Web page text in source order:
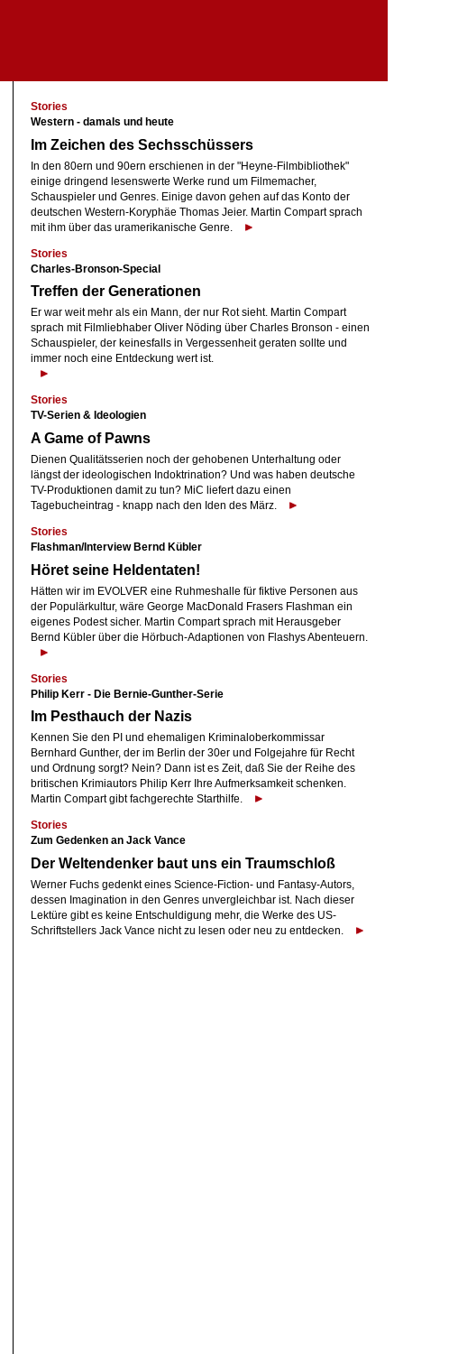
Stories
Western - damals und heute
Im Zeichen des Sechsschüssers
In den 80ern und 90ern erschienen in der "Heyne-Filmbibliothek"
einige dringend lesenswerte Werke rund um Filmemacher,
Schauspieler und Genres. Einige davon gehen auf das Konto der
deutschen Western-Koryphäe Thomas Jeier. Martin Compart sprach
mit ihm über das uramerikanische Genre.
Stories
Charles-Bronson-Special
Treffen der Generationen
Er war weit mehr als ein Mann, der nur Rot sieht. Martin Compart
sprach mit Filmliebhaber Oliver Nöding über Charles Bronson - einen
Schauspieler, der keinesfalls in Vergessenheit geraten sollte und
immer noch eine Entdeckung wert ist.
Stories
TV-Serien & Ideologien
A Game of Pawns
Dienen Qualitätsserien noch der gehobenen Unterhaltung oder
längst der ideologischen Indoktrination? Und was haben deutsche
TV-Produktionen damit zu tun? MiC liefert dazu einen
Tagebucheintrag - knapp nach den Iden des März.
Stories
Flashman/Interview Bernd Kübler
Höret seine Heldentaten!
Hätten wir im EVOLVER eine Ruhmeshalle für fiktive Personen aus
der Populärkultur, wäre George MacDonald Frasers Flashman ein
eigenes Podest sicher. Martin Compart sprach mit Herausgeber
Bernd Kübler über die Hörbuch-Adaptionen von Flashys Abenteuern.
Stories
Philip Kerr - Die Bernie-Gunther-Serie
Im Pesthauch der Nazis
Kennen Sie den PI und ehemaligen Kriminaloberkommissar
Bernhard Gunther, der im Berlin der 30er und Folgejahre für Recht
und Ordnung sorgt? Nein? Dann ist es Zeit, daß Sie der Reihe des
britischen Krimiautors Philip Kerr Ihre Aufmerksamkeit schenken.
Martin Compart gibt fachgerechte Starthilfe.
Stories
Zum Gedenken an Jack Vance
Der Weltendenker baut uns ein Traumschloß
Werner Fuchs gedenkt eines Science-Fiction- und Fantasy-Autors,
dessen Imagination in den Genres unvergleichbar ist. Nach dieser
Lektüre gibt es keine Entschuldigung mehr, die Werke des US-
Schriftstellers Jack Vance nicht zu lesen oder neu zu entdecken.